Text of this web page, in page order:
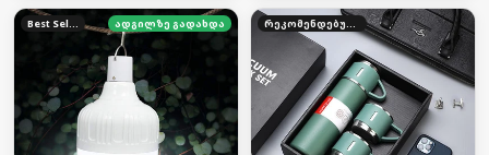
Best Seller ადგილზე გადახდა რეკომენდებული